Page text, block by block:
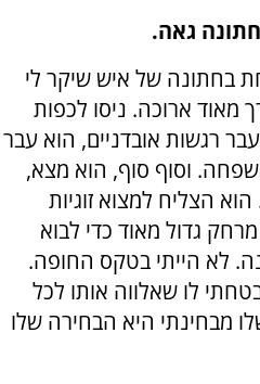
גאה.
בחתונה של איש שיקר לי
מאוד ארוכה. ניסו לכפות
רגשות אובדניים, הוא עבר
וסוף סוף, הוא מצא,
הצליח למצוא זוגיות
גדול מאוד כדי לבוא
לא הייתי בטקס החופה.
לו שאלווה אותו לכל
מבחינתי היא הבחירה שלו